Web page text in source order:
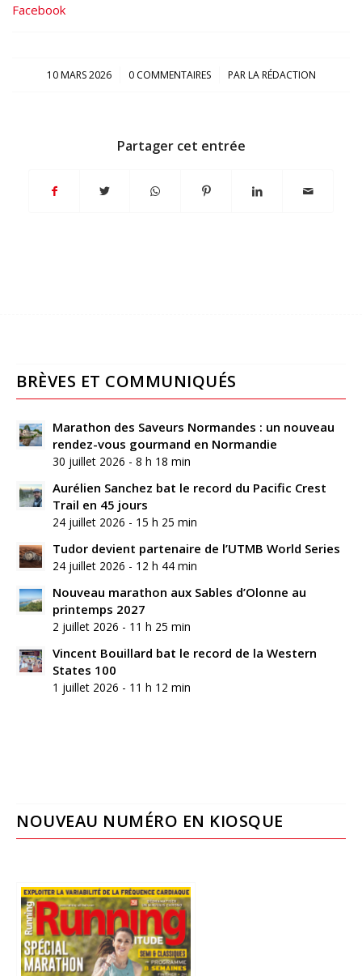
Facebook
10 MARS 2026
/ 0 COMMENTAIRES
/ PARLA RÉDACTION
Partager cet entrée
BRÈVES ET COMMUNIQUÉS
Marathon des Saveurs Normandes : un nouveau
rendez-vous gourmand en Normandie
30 juillet 2026 - 8 h 18 min
Aurélien Sanchez bat le record du Pacific Crest
Trail en 45 jours
24 juillet 2026 - 15 h 25 min
Tudor devient partenaire de l’UTMB World Series
24 juillet 2026 - 12 h 44 min
Nouveau marathon aux Sables d’Olonne au
printemps 2027
2 juillet 2026 - 11 h 25 min
Vincent Bouillard bat le record de la Western
States 100
1 juillet 2026 - 11 h 12 min
NOUVEAU NUMÉRO EN KIOSQUE